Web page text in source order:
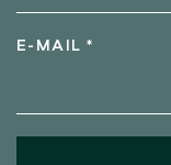
E-MAIL *